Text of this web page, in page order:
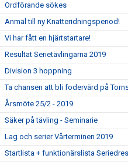
Ordförande sökes
Anmäl till ny Knatteridningsperiod!
Vi har fått en hjärtstartare!
Resultat Serietävlingarna 2019
Division 3 hoppning
Ta chansen att bli fodervärd på
Årsmöte 25/2 - 2019
Säker på tävling - Seminarie
Lag och serier Vårterminen 2019
Startlista + funktionärslista